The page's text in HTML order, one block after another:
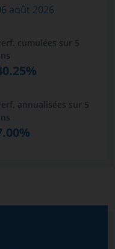
août 2026
cumulées sur 5
annualisées sur 5